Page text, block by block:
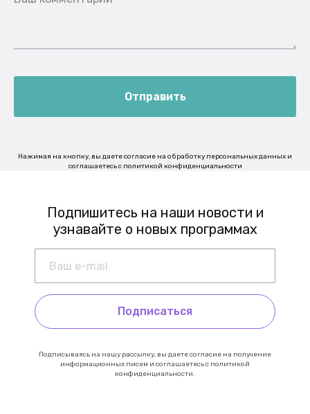
Отправить
Нажимая на кнопку, вы даете согласие на обработку персональных данных и
соглашаетесь c политикой конфиденциальности
Подпишитесь на наши новости и
узнавайте о новых программах
Подписаться
Подписываясь на нашу рассылку, вы даете согласие на получение
информационных писем и соглашаетесь с политикой
конфиденциальности.